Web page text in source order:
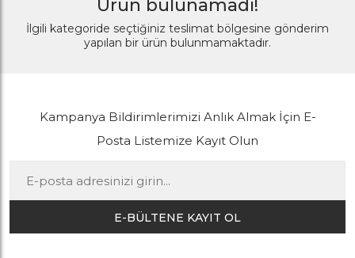
Ürün bulunamadı!
İlgili kategoride seçtiğiniz teslimat bölgesine gönderim
yapılan bir ürün bulunmamaktadır.
Kampanya Bildirimlerimizi Anlık Almak İçin E-
Posta Listemize Kayıt Olun
E-BÜLTENE KAYIT OL